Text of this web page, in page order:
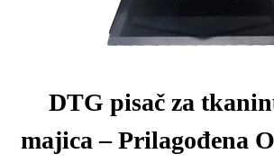
DTG pisač za
majica – Prilagođena